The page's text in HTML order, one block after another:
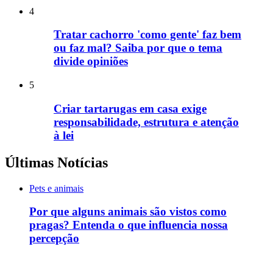
4
Tratar cachorro 'como gente' faz bem
ou faz mal? Saiba por que o tema
divide opiniões
5
Criar tartarugas em casa exige
responsabilidade, estrutura e atenção
à lei
Últimas Notícias
Pets e animais
Por que alguns animais são vistos como
pragas? Entenda o que influencia nossa
percepção